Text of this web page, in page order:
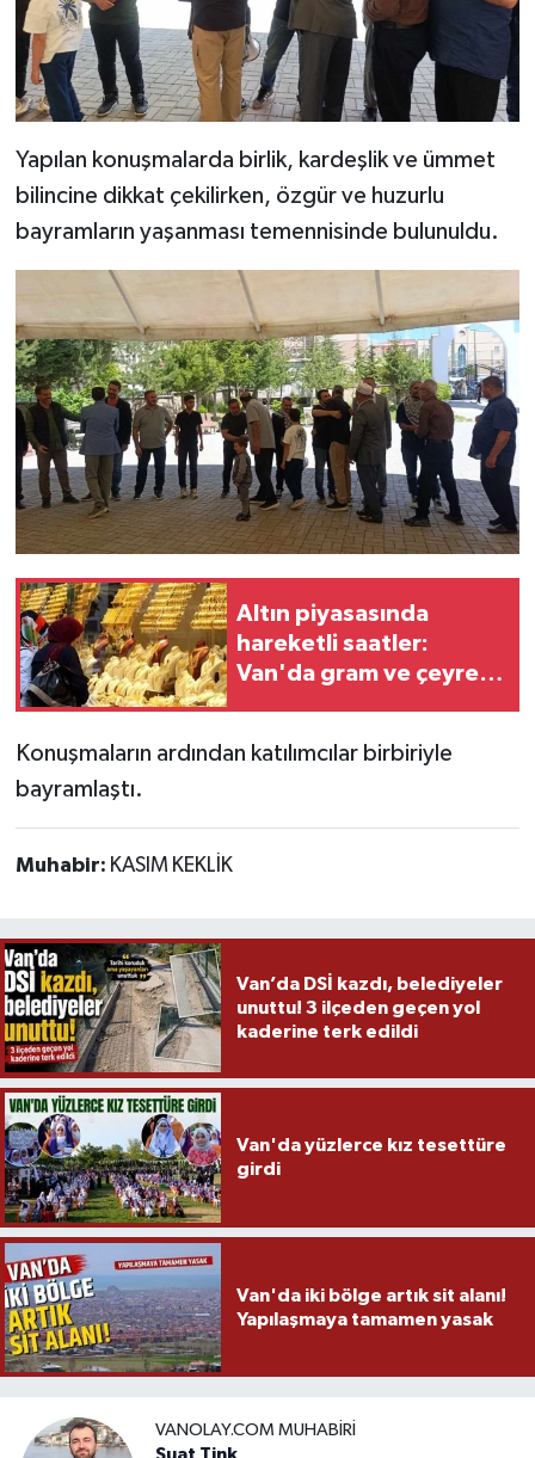
Yapılan konuşmalarda birlik, kardeşlik ve ümmet
bilincine dikkat çekilirken, özgür ve huzurlu
bayramların yaşanması temennisinde bulunuldu.
Altın piyasasında
hareketli saatler:
Van'da gram ve çeyrek
Konuşmaların ardından katılımcılar birbiriyle
bayramlaştı.
Muhabir: KASIM KEKLİK
Van’da DSİ kazdı, belediyeler
unuttu! 3 ilçeden geçen yol
kaderine terk edildi
Van'da yüzlerce kız tesettüre
girdi
Van'da iki bölge artık sit alanı!
Yapılaşmaya tamamen yasak
VANOLAY.COM MUHABIRI